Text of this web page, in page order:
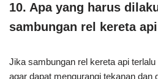
10. Apa yang harus
sambungan rel kereta
Jika sambungan rel kereta api
agar dapat mengurangi tekanan dan